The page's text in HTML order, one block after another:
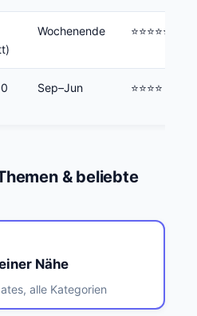
Wochenende ⭐⭐⭐⭐⭐
Sep–Jun ⭐⭐⭐⭐
& beliebte
Nähe
alle Kategorien